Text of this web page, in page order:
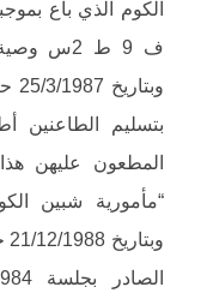
ف 9 ط 2س
المطعون عليهن